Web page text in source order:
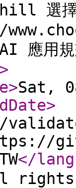
選
AI 應用
>
>Sat,
>
</
rights